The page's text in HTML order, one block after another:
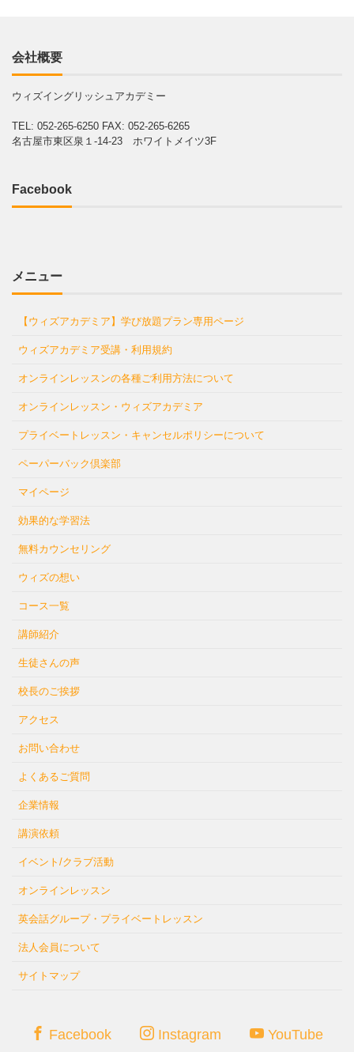
会社概要
ウィズイングリッシュアカデミー
TEL: 052-265-6250 FAX: 052-265-6265
名古屋市東区泉１-14-23 ホワイトメイツ3F
Facebook
メニュー
【ウィズアカデミア】学び放題プラン専用ページ
ウィズアカデミア受講・利用規約
オンラインレッスンの各種ご利用方法について
オンラインレッスン・ウィズアカデミア
プライベートレッスン・キャンセルポリシーについて
ペーパーバック倶楽部
マイページ
効果的な学習法
無料カウンセリング
ウィズの想い
コース一覧
講師紹介
生徒さんの声
校長のご挨拶
アクセス
お問い合わせ
よくあるご質問
企業情報
講演依頼
イベント/クラブ活動
オンラインレッスン
英会話グループ・プライベートレッスン
法人会員について
サイトマップ
Facebook Instagram YouTube